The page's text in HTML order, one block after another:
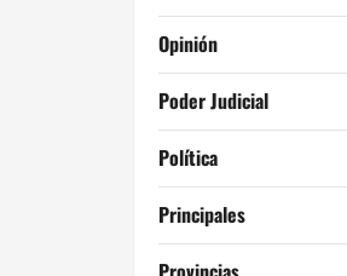
Opinión
Poder Judicial
Política
Principales